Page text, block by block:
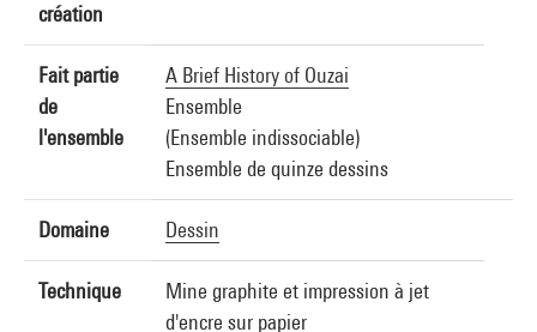
création
Fait partie
de
l'ensemble
A Brief History of Ouzai
Ensemble
(Ensemble indissociable)
Ensemble de quinze dessins
Domaine Dessin
Technique
Mine graphite et impression à jet
d'encre sur papier